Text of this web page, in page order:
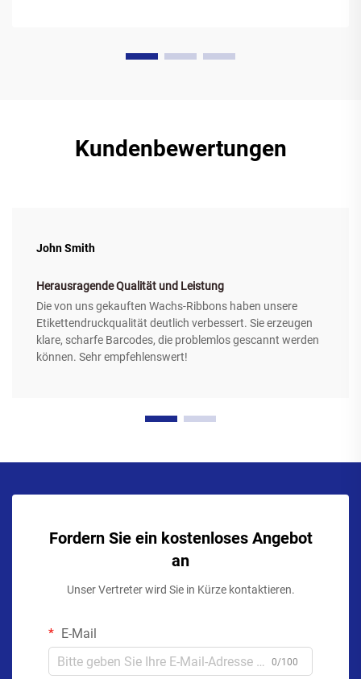
Kundenbewertungen
John Smith
Herausragende Qualität und Leistung
Die von uns gekauften Wachs-Ribbons haben unsere
Etikettendruckqualität deutlich verbessert. Sie erzeugen
klare, scharfe Barcodes, die problemlos gescannt werden
können. Sehr empfehlenswert!
Fordern Sie ein kostenloses Angebot
an
Unser Vertreter wird Sie in Kürze kontaktieren.
E-Mail
0/100